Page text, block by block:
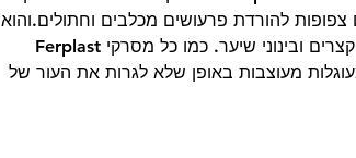
צפופות להורדת פרעושים מכלבים וחתולים.והוא
אידיאלי לחתולים ולכלבים קצרים ובינוני שיער. כמו כל מסרקי Ferplast
מעוצבות באופן שלא לגרות את העור של